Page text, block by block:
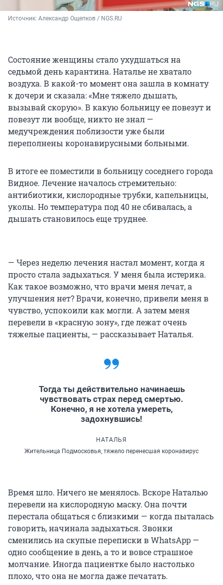
Источник: Александр Ощепков / NGS.RU
Состояние женщины стало ухудшаться на
седьмой день карантина. Наталье не хватало
воздуха. В какой-то момент она зашла в комнату
к дочери и сказала: «Мне тяжело дышать,
вызывай скорую». В какую больницу ее повезут и
повезут ли вообще, никто не знал —
медучреждения поблизости уже были
переполнены коронавирусными больными.
В итоге ее поместили в больницу соседнего города
Видное. Лечение началось стремительно:
антибиотики, кислородные трубки, капельницы,
уколы. Но температура под 40 не сбивалась, а
дышать становилось еще труднее.
— Через неделю лечения настал момент, когда я
просто стала задыхаться. У меня была истерика.
Как такое возможно, что врачи меня лечат, а
улучшения нет? Врачи, конечно, привели меня в
чувство, успокоили как могли. А затем меня
перевели в «красную зону», где лежат очень
тяжелые пациенты, — рассказывает Наталья.
Тогда ты действительно начинаешь
чувствовать страх перед смертью.
Конечно, я не хотела умереть,
задохнувшись!
НАТАЛЬЯ
Жительница Подмосковья, тяжело перенесшая коронавирус
Время шло. Ничего не менялось. Вскоре Наталью
перевели на кислородную маску. Она почти
перестала общаться с близкими — когда пыталась
говорить, начинала задыхаться. Звонки
сменились на скупые переписки в WhatsApp —
одно сообщение в день, а то и вовсе страшное
молчание. Иногда пациентке было настолько
плохо, что она не могла даже печатать.